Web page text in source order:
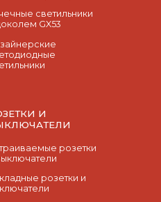
светильники
GX53
И
розетки
розетки и